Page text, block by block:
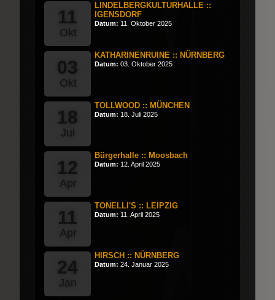
11
Okt
LINDELBERGKULTURHALLE ::
IGENSDORF
Datum: 11. Oktober 2025
03
Okt
KATHARINENRUINE :: NÜRNBERG
Datum: 03. Oktober 2025
18
Jul
TOLLWOOD :: MÜNCHEN
Datum: 18. Juli 2025
12
Apr
Bürgerhalle :: Moosbach
Datum: 12. April 2025
11
Apr
TONELLI'S :: LEIPZIG
Datum: 11. April 2025
24
Jan
HIRSCH :: NÜRNBERG
Datum: 24. Januar 2025